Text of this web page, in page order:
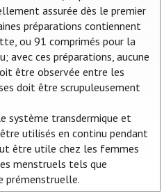
assurée dès le premier
préparations contiennent
ou 91 comprimés pour la
avec ces préparations, aucune
être observée entre les
doit être scrupuleusement
système transdermique et
utilisés en continu pendant
être utile chez les femmes
menstruels tels que
prémenstruelle.